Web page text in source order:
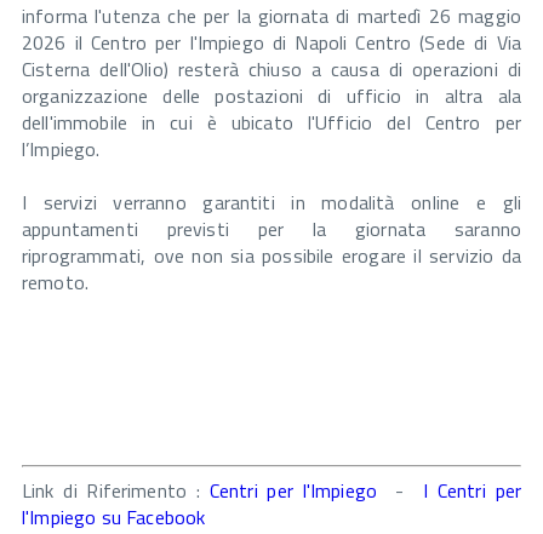
informa l'utenza che per la giornata di martedì 26 maggio
2026 il Centro per l'Impiego di Napoli Centro (Sede di Via
Cisterna dell'Olio) resterà chiuso a causa di operazioni di
organizzazione delle postazioni di ufficio in altra ala
dell'immobile in cui è ubicato l'Ufficio del Centro per
l’Impiego.
I servizi verranno garantiti in modalità online e gli
appuntamenti previsti per la giornata saranno
riprogrammati, ove non sia possibile erogare il servizio da
remoto.
Link di Riferimento : Centri per l'Impiego - I Centri per
l'Impiego su Facebook